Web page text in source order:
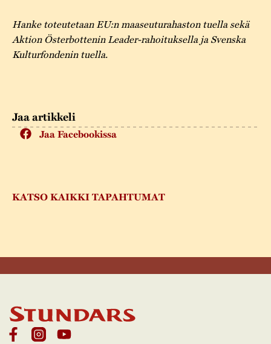
Jaa artikkeli
Jaa Facebookissa
KATSO KAIKKI TAPAHTUMAT
Hanke toteutetaan EU:n maaseuturahaston tuella sekä
Aktion Österbottenin Leader-rahoituksella ja Svenska
Kulturfondenin tuella.